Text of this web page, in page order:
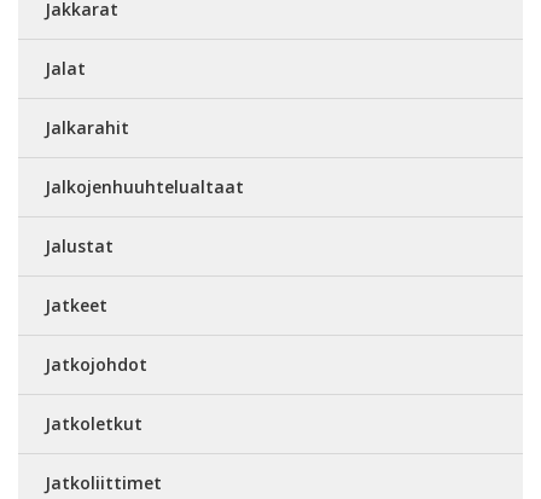
Jakkarat
Jalat
Jalkarahit
Jalkojenhuuhtelualtaat
Jalustat
Jatkeet
Jatkojohdot
Jatkoletkut
Jatkoliittimet